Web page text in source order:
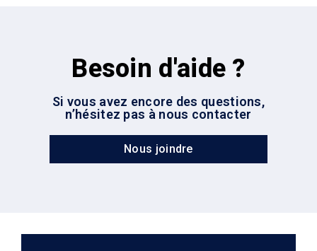
Besoin d'aide ?
Si vous avez encore des questions,
n’hésitez pas à nous contacter
Nous joindre